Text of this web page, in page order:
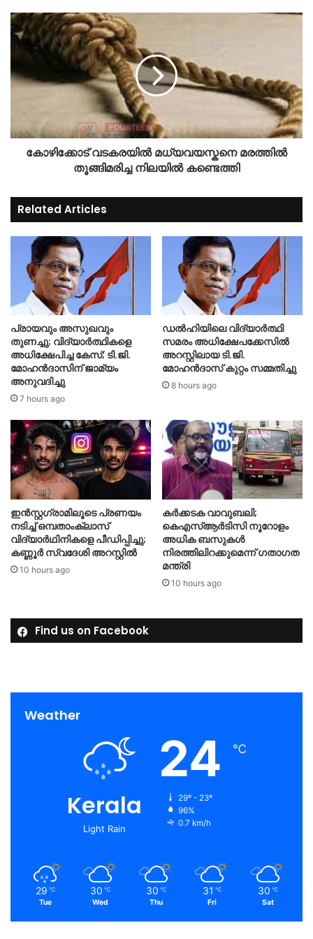
കോഴിക്കോട് വടകരയിൽ മധ്യവയസ്കനെ മരത്തിൽ
തൂങ്ങിമരിച്ച നിലയിൽ കണ്ടെത്തി
Related Articles
പ്രായവും അസുഖവും
തുണച്ചു; വിദ്യാർത്ഥികളെ
അധിക്ഷേപിച്ച കേസ്; ടി.ജി.
മോഹൻദാസിന് ജാമ്യം
അനുവദിച്ചു
7 hours ago
ഡൽഹിയിലെ വിദ്യാർത്ഥി
സമരം അധിക്ഷേപക്കേസിൽ
അറസ്റ്റിലായ ടി.ജി.
മോഹൻദാസ് കുറ്റം സമ്മതിച്ചു
8 hours ago
ഇൻസ്റ്റഗ്രാമിലൂടെ പ്രണയം
നടിച്ച് ഒമ്പതാംക്ലാസ്
വിദ്യാർഥിനികളെ പീഡിപ്പിച്ചു;
കണ്ണൂർ സ്വദേശി അറസ്റ്റിൽ
10 hours ago
കർക്കടക വാവുബലി;
കെഎസ്ആർടിസി നൂറോളം
അധിക ബസുകൾ
നിരത്തിലിറക്കുമെന്ന് ഗതാഗത
മന്ത്രി
10 hours ago
Find us on Facebook
Weather
Kerala
Light Rain
24 ℃
29º - 23º
96%
0.7 km/h
29 ℃
Tue
30 ℃
Wed
30 ℃
Thu
31 ℃
Fri
30 ℃
Sat